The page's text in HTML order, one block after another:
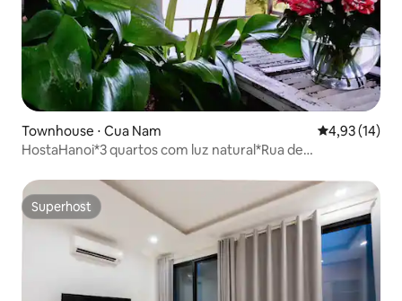
Townhouse ⋅ Cua Nam 4,93 de uma
4,93 (14)
HostaHanoi*3 quartos com luz natural*Rua de
Superhost
Superhost